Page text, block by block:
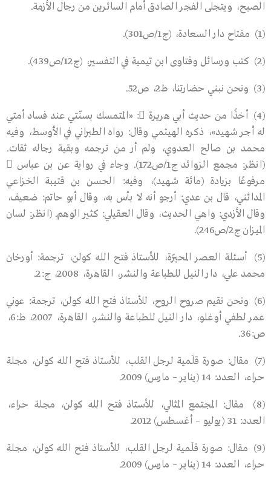
الصبح، ويتجلى الفجر الصادق أمام السائرين من رجال الأزمة.
(1) مفتاح دار السعادة، (ج1/ص301).
(2) كتب ورسائل وفتاوى ابن تيمية في التفسير، (ج12/ص439).
(3) ونحن نبني حضارتنا، ط2، ص52.
(4) أخذًا من حديث أبي هريرة : «المتمسك بسنّتي عند فساد أمتي
له أجر شهيد»، ذكره الهيثمي وقال: رواه الطبراني في الأوسط، وفيه
محمد بن صالح العدوي، ولم أر من ترجمه وبقية رجاله ثقات.
(انظر: مجمع الزوائد ج1/ص172). وجاء في رواية عن بن عباس

مرفوعًا بزيادة (مائة شهيد)، وفيه: الحسن بن قتيبة الخزاعي
المدائني، قال بن عدي: أرجو أنه لا بأس به، وقال أبو حاتم: ضعيف،
وقال الأزدي: واهي الحديث، وقال العقيلي: كثير الوهم. (انظر: لسان
الميزان ج2/ص246).
(5)
أسئلة العصر المحيّرة، للأستاذ فتح الله كولن، ترجمة: أورخان
محمد علي، دار النيل للطباعة والنشر، القاهرة، 2008، ج:2.
(6)
ونحن نقيم صروح الروح، للأستاذ فتح الله كولن، ترجمة: عوني
عمر لطفي أوغلو، دار النيل للطباعة والنشر، القاهرة، 2007، ط:6،
ص:36.
(7)
مقال: صورة قلَمية لرجل القلب، للأستاذ فتح الله كولن، مجلة
حراء، العدد: 14 (يناير – مارس) 2009.
(8)
مقال: المجتمع المثالي، للأستاذ فتح الله كولن، مجلة حراء،
العدد: 31 (يوليو – أغسطس) 2012.
(9)
مقال: صورة قلَمية لرجل القلب، للأستاذ فتح الله كولن، مجلة
حراء، العدد: 14 (يناير – مارس) 2009.